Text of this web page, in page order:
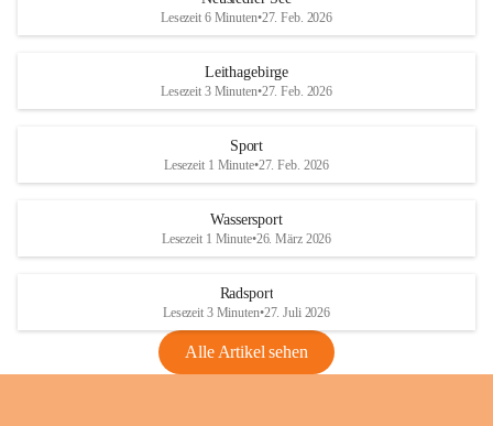
S
Maßnahmen zur Bekämpfung
Rebe und der Amerikanischen
Anhang VBl. EU Nr. 18
1 Seite•1,4 MB
VBl. EU Nr. 18_2026
r
S
Lesezeit 6 Minuten•27. Feb. 2026
Leithagebirge
Lesezeit 3 Minuten•27. Feb. 2026
Sport
Lesezeit 1 Minute•27. Feb. 2026
Wassersport
Lesezeit 1 Minute•26. März 2026
Radsport
Lesezeit 3 Minuten•27. Juli 2026
Alle Artikel sehen